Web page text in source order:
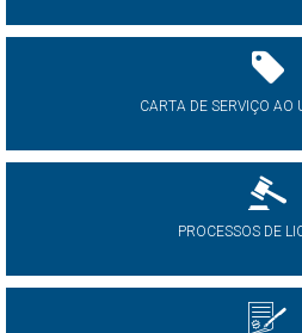
CARTA DE SERVIÇO AO
PROCESSOS DE